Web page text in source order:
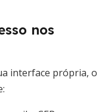
nos
interface própria, o